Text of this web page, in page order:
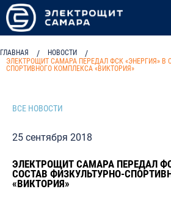
ГЛАВНАЯ / НОВОСТИ /
ЭЛЕКТРОЩИТ САМАРА ПЕРЕДАЛ ФСК «ЭНЕРГИЯ» В
СПОРТИВНОГО КОМПЛЕКСА «ВИКТОРИЯ»
ВСЕ НОВОСТИ
25 сентября 2018
ЭЛЕКТРОЩИТ САМАРА ПЕРЕДАЛ
СОСТАВ ФИЗКУЛЬТУРНО-
«ВИКТОРИЯ»